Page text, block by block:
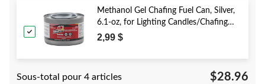
Methanol Gel Chafing Fuel Can, Silver,
6.1-oz, for Lighting Candles/Chafing
Dishes
2,99 $
Sous-total pour 4 articles $28.96